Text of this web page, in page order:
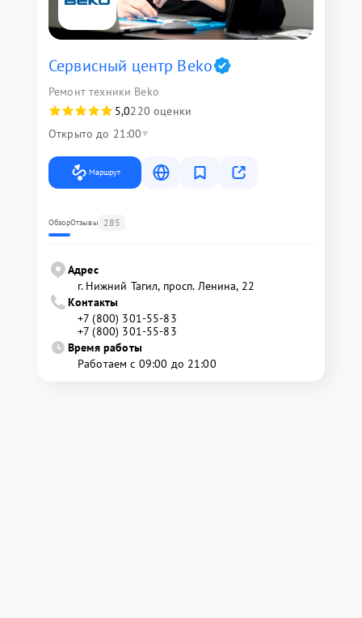
Сервисный центр Beko
Ремонт техники Beko
5,0220 оценки
Открыто до 21:00
Маршрут
ОбзорОтзывы 285
Адрес
г. Нижний Тагил, просп. Ленина, 22
Контакты
+7 (800) 301-55-83
+7 (800) 301-55-83
Время работы
Работаем с 09:00 до 21:00